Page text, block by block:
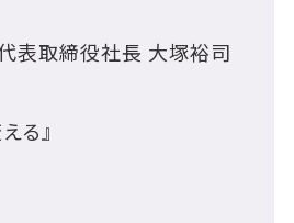
表取締役社長 大塚裕司
る』